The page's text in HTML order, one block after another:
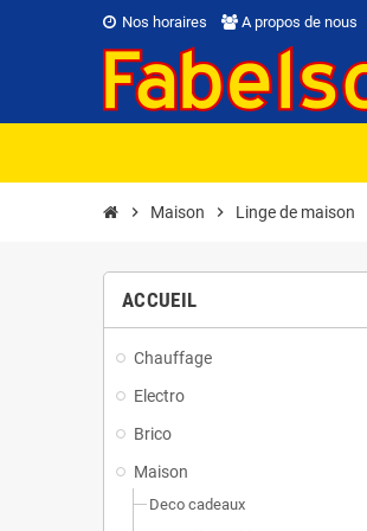
Nos horaires A propos de nous
chevron_right Maison chevron_right Linge de maison
ACCUEIL
Chauffage
Electro
Brico
Maison
Deco cadeaux